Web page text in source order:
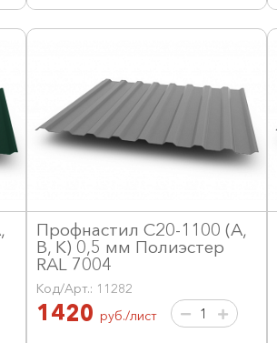
Профнастил С20-1100 (А,
В, К) 0,5 мм Полиэстер
RAL 7004
Код/Арт.: 11282
1420 руб./лист